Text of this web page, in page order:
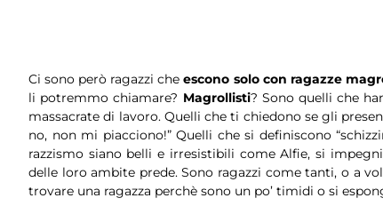
Ci sono però ragazzi cheescono solo con ragazze
li potremmo chiamare? Magrollisti? Sono quelli che
massacrate di lavoro. Quelli che ti chiedono se gli
no, non mi piacciono!” Quelli che si definiscono
razzismo siano belli e irresistibili come Alfie, si
delle loro ambite prede. Sono ragazzi come tanti, o a
trovare una ragazza perchè sono un po’ timidi o si